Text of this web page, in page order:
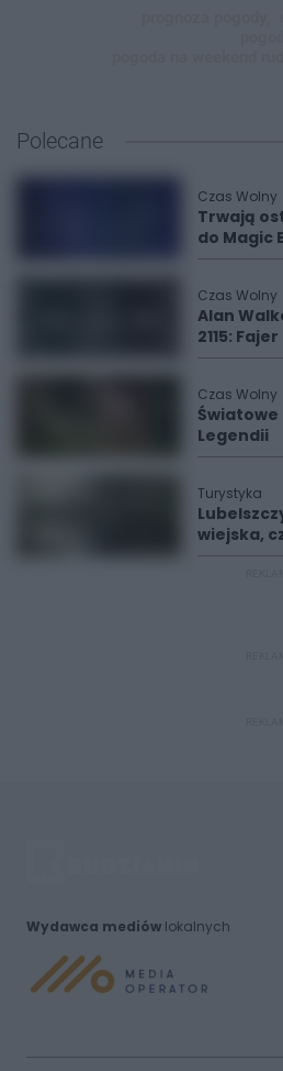
Polecane
Czas Wolny
Trwają
do Magic
Czas Wolny
Alan
2115:
Czas Wolny
Światowe
Legendii
Turystyka
wiejska,
Wydawca mediówlokalnych